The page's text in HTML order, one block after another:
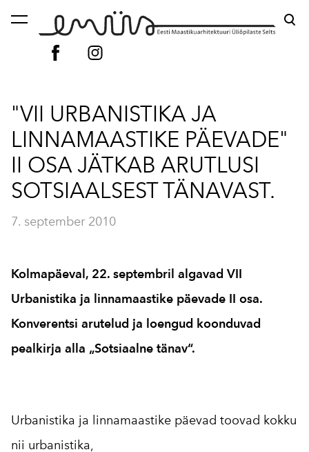
lisati ostukorvi. Vaata ostukorvi
"VII URBANISTIKA JA
LINNAMAASTIKE PÄEVADE"
II OSA JÄTKAB ARUTLUSI
SOTSIAALSEST TÄNAVAST.
7. september 2010
Kolmapäeval, 22. septembril algavad VII
Urbanistika ja linnamaastike päevade II osa.
Konverentsi arutelud ja loengud koonduvad
pealkirja alla „Sotsiaalne tänav“.
Urbanistika ja linnamaastike päevad toovad kokku
nii urbanistika,